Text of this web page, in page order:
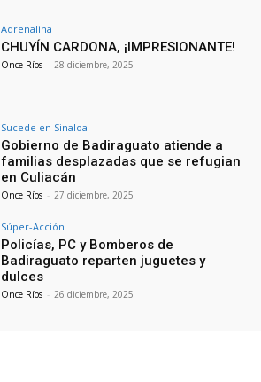
Adrenalina
CHUYÍN CARDONA, ¡IMPRESIONANTE!
Once Ríos - 28 diciembre, 2025
Sucede en Sinaloa
Gobierno de Badiraguato atiende a
familias desplazadas que se refugian
en Culiacán
Once Ríos - 27 diciembre, 2025
Súper-Acción
Policías, PC y Bomberos de
Badiraguato reparten juguetes y
dulces
Once Ríos - 26 diciembre, 2025